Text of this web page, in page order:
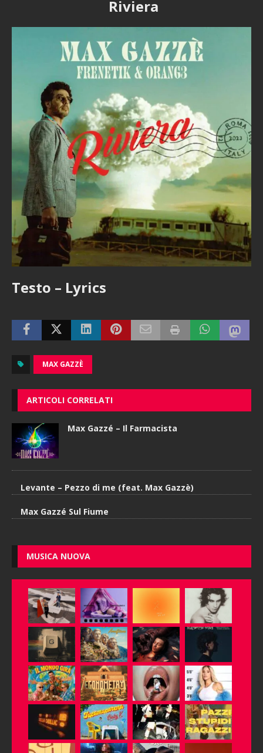
Riviera
Testo – Lyrics
MAX GAZZÈ
ARTICOLI CORRELATI
Max Gazzé – Il Farmacista
Levante – Pezzo di me (feat. Max Gazzè)
Max Gazzé Sul Fiume
MUSICA NUOVA